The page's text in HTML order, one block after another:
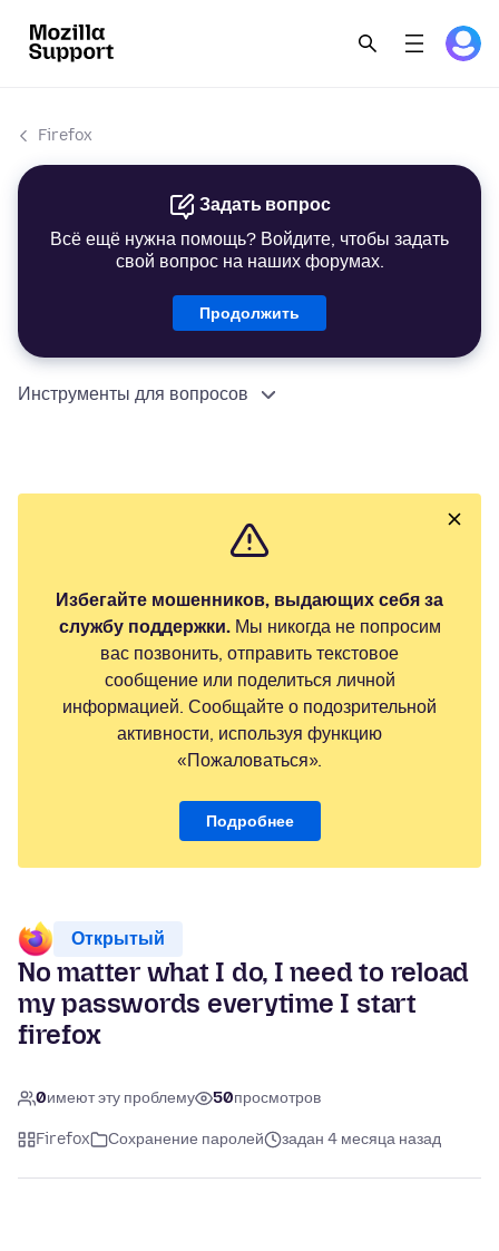
Firefox
Задать вопрос
Всё ещё нужна помощь? Войдите, чтобы задать
свой вопрос на наших форумах.
Продолжить
Инструменты для вопросов
Избегайте мошенников, выдающих себя за
службу поддержки.Мы никогда не попросим
вас позвонить, отправить текстовое
сообщение или поделиться личной
информацией. Сообщайте о подозрительной
активности, используя функцию
«Пожаловаться».
Подробнее
Открытый
No matter what I do, I need to reload
my passwords everytime I start
firefox
0имеют эту проблему 50просмотров
Firefox Сохранение паролей задан 4 месяца назад